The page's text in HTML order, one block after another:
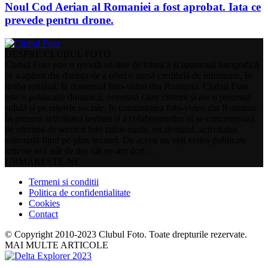
Noul Cod Aerian al Romaniei a fost aprobat. Iata ce
prevede pentru drone.
Termeni si conditii
Politica de confidentialitate
Cookies
Contact
© Copyright 2010-2023 Clubul Foto. Toate drepturile rezervate.
MAI MULTE ARTICOLE